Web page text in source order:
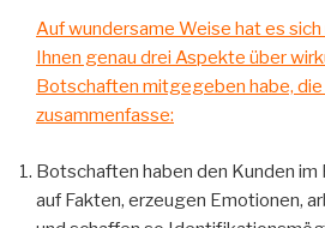
Auf wundersame Weise hat es
Ihnen genau drei Aspekte über
Botschaften mitgegeben habe, die
zusammenfasse:
Botschaften haben den Kunden im
auf Fakten, erzeugen Emotionen,